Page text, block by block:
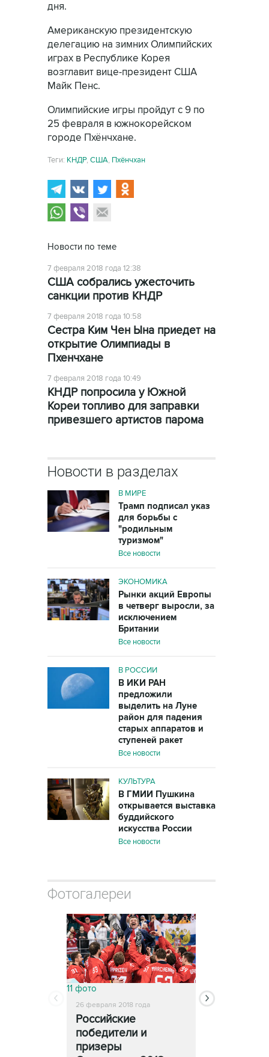
дня.
Американскую президентскую
делегацию на зимних Олимпийских
играх в Республике Корея
возглавит вице-президент США
Майк Пенс.
Олимпийские игры пройдут с 9 по
25 февраля в южнокорейском
городе Пхёнчхане.
Теги: КНДР, США, Пхёнчхан
Новости по теме
7 февраля 2018 года 12:38
США собрались ужесточить
санкции против КНДР
7 февраля 2018 года 10:58
Сестра Ким Чен Ына приедет на
открытие Олимпиады в
Пхенчхане
7 февраля 2018 года 10:49
КНДР попросила у Южной
Кореи топливо для заправки
привезшего артистов парома
Новости в разделах
В МИРЕ
Трамп подписал указ
для борьбы с
"родильным
туризмом"
Все новости
ЭКОНОМИКА
Рынки акций Европы
в четверг выросли, за
исключением
Британии
Все новости
В РОССИИ
В ИКИ РАН
предложили
выделить на Луне
район для падения
старых аппаратов и
ступеней ракет
Все новости
КУЛЬТУРА
В ГМИИ Пушкина
открывается выставка
буддийского
искусства России
Все новости
Фотогалереи
11 фото
26 февраля 2018 года
Российские
победители и
призеры
13 фото
25 февраля 2018